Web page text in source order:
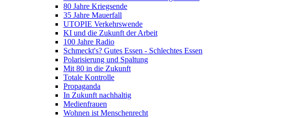
80 Jahre Kriegsende
35 Jahre Mauerfall
UTOPIE Verkehrswende
KI und die Zukunft der Arbeit
100 Jahre Radio
Schmeckt's? Gutes Essen - Schlechtes Essen
Polarisierung und Spaltung
Mit 80 in die Zukunft
Totale Kontrolle
Propaganda
In Zukunft nachhaltig
Medienfrauen
Wohnen ist Menschenrecht